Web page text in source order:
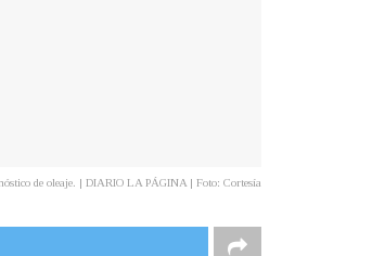
de oleaje. | DIARIO LA PÁGINA | Foto: Cortesía